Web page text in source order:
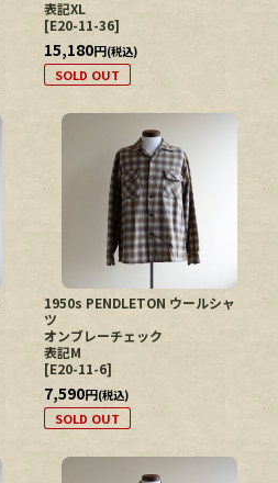
表記XL
[E20-11-36]
15,180円(税込)
SOLD OUT
1950s PENDLETON ウールシャ
ツ
オンブレーチェック
表記M
[E20-11-6]
7,590円(税込)
SOLD OUT